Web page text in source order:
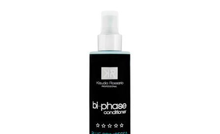
Salon fryzjerski Daniel Professional